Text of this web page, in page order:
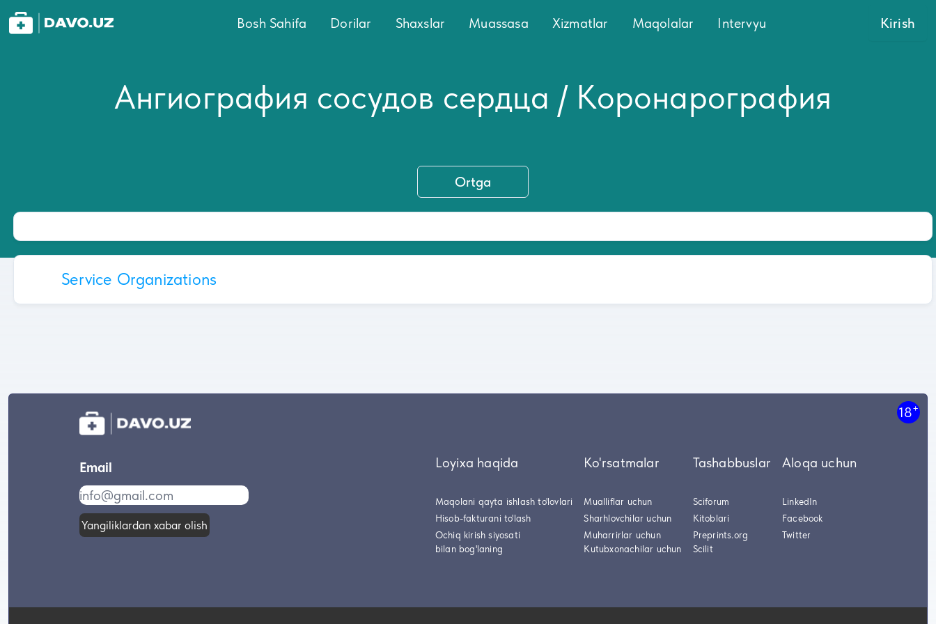
Bosh Sahifa Dorilar Shaxslar Muassasa Xizmatlar Maqolalar Intervyu Kirish
Ангиография сосудов сердца / Коронарография
Ortga
Service Organizations
18+
Email
Yangiliklardan xabar olish
Loyixa haqida
Maqolani qayta ishlash to'lovlari
Hisob-fakturani to'lash
Ochiq kirish siyosati
bilan bog'laning
Ko'rsatmalar
Mualliflar uchun
Sharhlovchilar uchun
Muharrirlar uchun
Kutubxonachilar uchun
Tashabbuslar
Sciforum
Kitoblari
Preprints.org
Scilit
Aloqa uchun
LinkedIn
Facebook
Twitter